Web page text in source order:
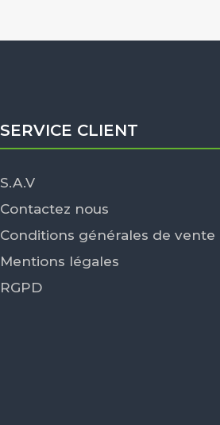
SERVICE CLIENT
S.A.V
Contactez nous
Conditions générales de vente
Mentions légales
RGPD